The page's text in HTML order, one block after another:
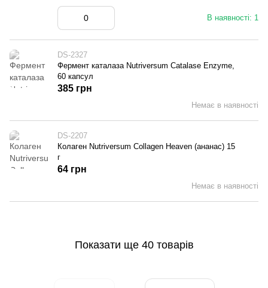
В наявності: 1
DS-2327
Фермент каталаза Nutriversum Catalase Enzyme,
60 капсул
Немає в наявності
385 грн
DS-2207
Колаген Nutriversum Collagen Heaven (ананас) 15
г
Немає в наявності
64 грн
Показати ще 40 товарів